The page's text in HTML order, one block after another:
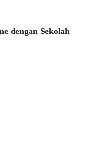
dengan Sekolah